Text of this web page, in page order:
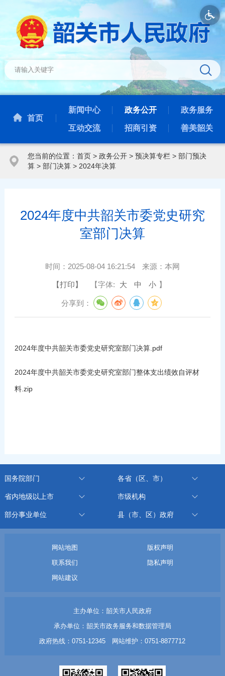
首页
新闻中心 政务公开 政务服务
互动交流 招商引资 善美韶关
您当前的位置： 首页> 政务公开> 预决算专栏> 部门预决
算> 部门决算> 2024年决算
2024年度中共韶关市委党史研究
室部门决算
时间： 2025-08-04 16:21:54 来源： 本网
【打印】 【字体: 大 中 小 】
分享到：
2024年度中共韶关市委党史研究室部门决算.pdf
2024年度中共韶关市委党史研究室部门整体支出绩效自评材
料.zip
国务院部门 各省（区、市）
省内地级以上市 市级机构
部分事业单位 县（市、区）政府
网站地图
版权声明
联系我们
隐私声明
网站建议
主办单位：韶关市人民政府
承办单位：韶关市政务服务和数据管理局
政府热线：0751-12345 网站维护：0751-8877712